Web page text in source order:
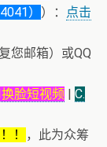
） ）：
点击
您邮箱）或QQ
脸短视频 | C.
！
，此为众筹